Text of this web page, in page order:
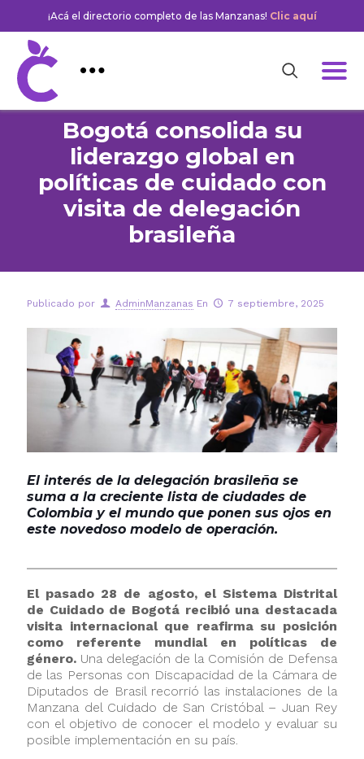
¡Acá el directorio completo de las Manzanas! Clic aquí
Bogotá consolida su
liderazgo global en
políticas de cuidado con
visita de delegación
brasileña
Publicado por AdminManzanas En 7 septiembre, 2025
El interés de la delegación brasileña se
suma a la creciente lista de ciudades de
Colombia y el mundo que ponen sus ojos en
este novedoso modelo de operación.
El pasado 28 de agosto, el Sistema Distrital
de Cuidado de Bogotá recibió una destacada
visita internacional que reafirma su posición
como referente mundial en políticas de
género. Una delegación de la Comisión de Defensa
de las Personas con Discapacidad de la Cámara de
Diputados de Brasil recorrió las instalaciones de la
Manzana del Cuidado de San Cristóbal – Juan Rey
con el objetivo de conocer el modelo y evaluar su
posible implementación en su país.